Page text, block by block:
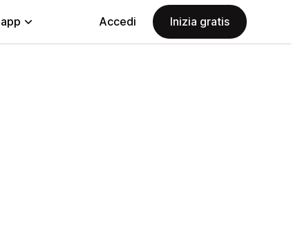
Accedi Inizia gratis